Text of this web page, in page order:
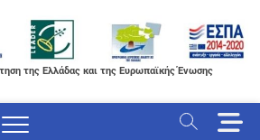
της Ελλάδας και της Ευρωπαϊκής Ένωσης
M
e